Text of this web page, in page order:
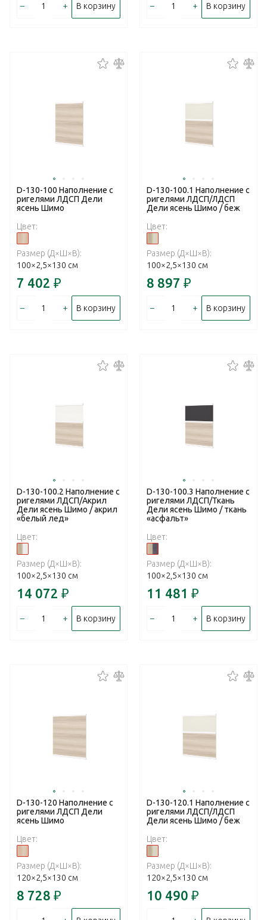
– + В корзину – + В корзину
D-130-100 Наполнение с
ригелями ЛДСП Дели
ясень Шимо
Цвет:
Размер (Д×Ш×В):
100×2,5×130 см
7 402 ₽
– + В корзину
D-130-100.1 Наполнение с
ригелями ЛДСП/ЛДСП
Дели ясень Шимо / беж
Цвет:
Размер (Д×Ш×В):
100×2,5×130 см
8 897 ₽
– + В корзину
D-130-100.2 Наполнение с
ригелями ЛДСП/Акрил
Дели ясень Шимо / акрил
«белый лед»
Цвет:
Размер (Д×Ш×В):
100×2,5×130 см
14 072 ₽
– + В корзину
D-130-100.3 Наполнение с
ригелями ЛДСП/Ткань
Дели ясень Шимо / ткань
«асфальт»
Цвет:
Размер (Д×Ш×В):
100×2,5×130 см
11 481 ₽
– + В корзину
D-130-120 Наполнение с
ригелями ЛДСП Дели
ясень Шимо
Цвет:
Размер (Д×Ш×В):
120×2,5×130 см
8 728 ₽
D-130-120.1 Наполнение с
ригелями ЛДСП/ЛДСП
Дели ясень Шимо / беж
Цвет:
Размер (Д×Ш×В):
120×2,5×130 см
10 490 ₽